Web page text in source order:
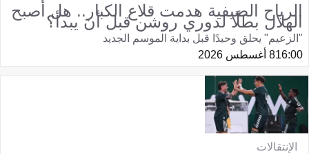
الرياح الصيفية هدمت قلاع الكبار.. هل أصبح
الهلال بطلًا لدوري روشن قبل أن يبدأ؟
"الزعيم" يحلق وحيدًا قبل بداية الموسم الجديد
16:008 أغسطس 2026
الإنتقالات